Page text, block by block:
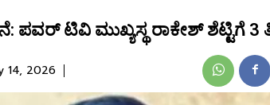
ಟಿವಿ ಮುಖ್ಯಸ್ಥ ರಾಕೇಶ್ ಶೆಟ್ಟಿಗೆ 3
14, 2026